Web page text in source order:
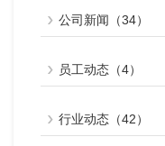
公司新闻（34）
员工动态（4）
行业动态（42）